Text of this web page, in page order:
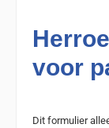
voor
Dit formulier